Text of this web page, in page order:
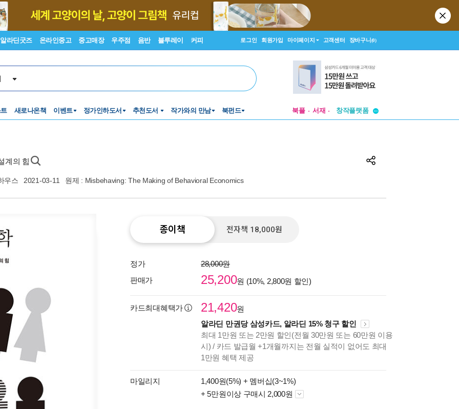
알라딘굿즈 온라인중고 중고매장 우주점 음반 블루레이 커피 로그인 회원가입 마이페이지 고객센터 장바구니(0)
새로나온책 이벤트 정가인하도서 추천도서 작가와의 만남 북펀드 북플 서재
창작플랫폼
계의 힘
우스 2021-03-11 원제 : Misbehaving: The Making of Behavioral Economics
종이책 전자책 18,000원
정가
28,000원
판매가
25,200원 (10%, 2,800원 할인)
카드최대혜택가 21,420원
알라딘 만권당 삼성카드, 알라딘 15% 청구 할인
최대 1만원 또는 2만원 할인(전월 30만원 또는 60만원 이용
시) / 카드 발급월 +1개월까지는 전월 실적이 없어도 최대
1만원 혜택 제공
마일리지 1,400원(5%) + 멤버십(3~1%)
+ 5만원이상 구매시 2,000원